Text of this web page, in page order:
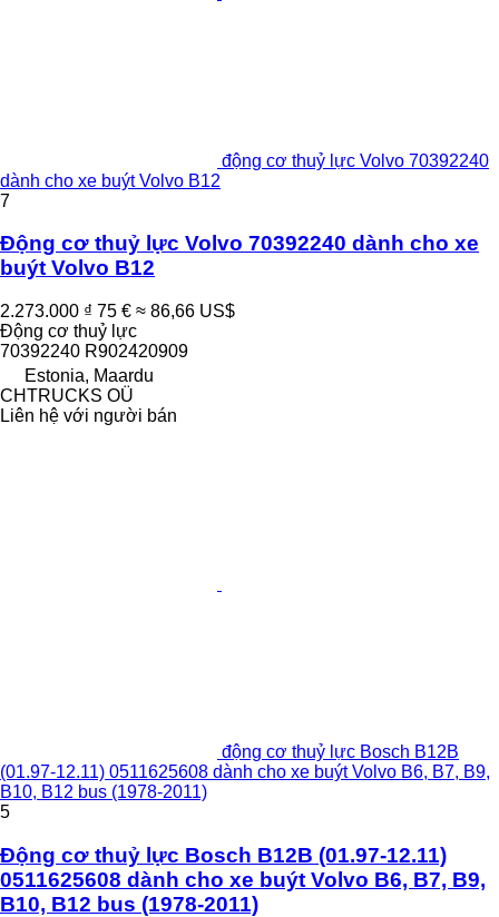
động cơ thuỷ lực Volvo 70392240
dành cho xe buýt Volvo B12
7
Động cơ thuỷ lực Volvo 70392240 dành cho xe
buýt Volvo B12
2.273.000 ₫ 75 € ≈ 86,66 US$
Động cơ thuỷ lực
70392240 R902420909
Estonia, Maardu
CHTRUCKS OÜ
Liên hệ với người bán
động cơ thuỷ lực Bosch B12B
(01.97-12.11) 0511625608 dành cho xe buýt Volvo B6, B7, B9,
B10, B12 bus (1978-2011)
5
Động cơ thuỷ lực Bosch B12B (01.97-12.11)
0511625608 dành cho xe buýt Volvo B6, B7, B9,
B10, B12 bus (1978-2011)